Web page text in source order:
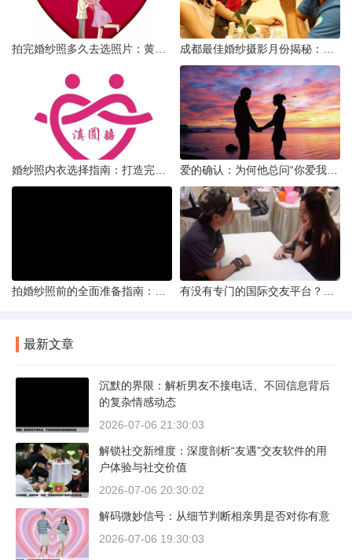
最新文章
沉默的界限：解析男友不接电话、不回信息背后
的复杂情感动态
2026-07-06 21:30:03
解锁社交新维度：深度剖析“友遇”交友软件的用
户体验与社交价值
2026-07-06 20:30:02
解码微妙信号：从细节判断相亲男是否对你有意
2026-07-06 19:30:03